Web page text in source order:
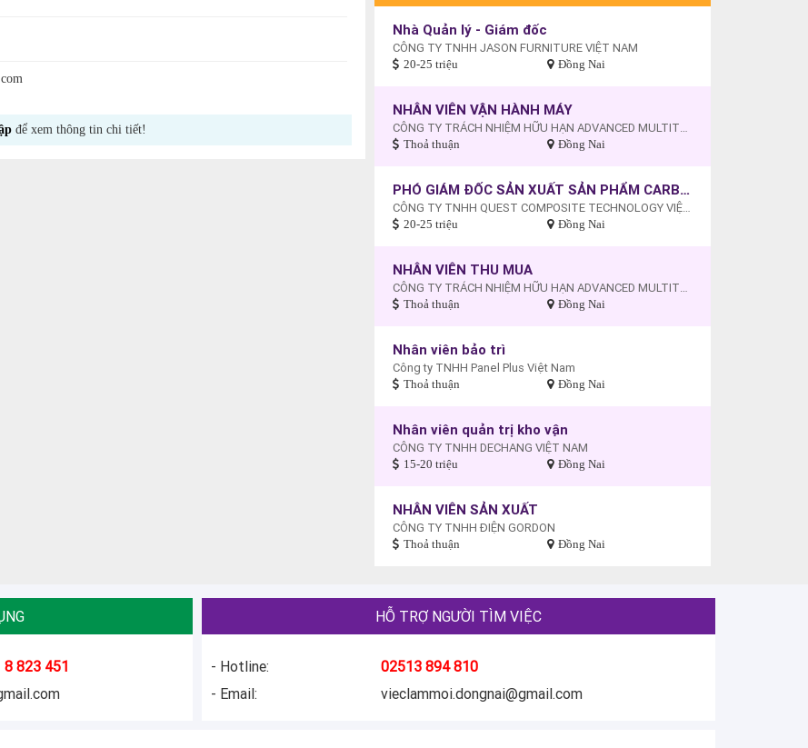
để xem thông tin chi tiết!
Nhà Quản lý - Giám đốc
CÔNG TY TNHH JASON FURNITURE VIỆT NAM
20-25 triệu Đồng Nai
NHÂN VIÊN VẬN HÀNH MÁY
CÔNG TY TRÁCH NHIỆM HỮU HẠN ADVANCED MULTITECH (VIỆT NAM)
Thoả thuận Đồng Nai
PHÓ GIÁM ĐỐC SẢN XUẤT SẢN PHẨM CARBON
CÔNG TY TNHH QUEST COMPOSITE TECHNOLOGY VIỆT NAM
20-25 triệu Đồng Nai
NHÂN VIÊN THU MUA
CÔNG TY TRÁCH NHIỆM HỮU HẠN ADVANCED MULTITECH (VIỆT NAM)
Thoả thuận Đồng Nai
Nhân viên bảo trì
Công ty TNHH Panel Plus Việt Nam
Thoả thuận Đồng Nai
Nhân viên quản trị kho vận
CÔNG TY TNHH DECHANG VIỆT NAM
15-20 triệu Đồng Nai
NHÂN VIÊN SẢN XUẤT
CÔNG TY TNHH ĐIỆN GORDON
Thoả thuận Đồng Nai
823 451
HỖ TRỢ NGƯỜI TÌM VIỆC
- Hotline:
02513 894 810
- Email:
vieclammoi.dongnai@gmail.com